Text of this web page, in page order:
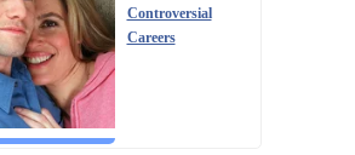
Controversial
Careers